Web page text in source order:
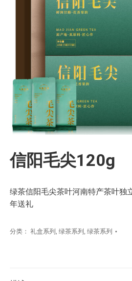
信阳毛尖120g
绿茶信阳毛尖茶叶河南特产茶叶独
年送礼
分类： 礼盒系列 , 绿茶系列 , 绿茶系列